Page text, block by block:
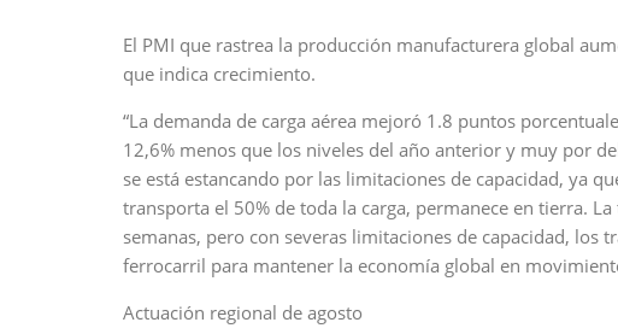
El PMI que rastrea la producción manufacturera global
que indica crecimiento.
“La demanda de carga aérea mejoró 1.8 puntos
12,6% menos que los niveles del año anterior y muy por
se está estancando por las limitaciones de capacidad, ya
transporta el 50% de toda la carga, permanece en tierra.
semanas, pero con severas limitaciones de capacidad, los
ferrocarril para mantener la economía global en
Actuación regional de agosto